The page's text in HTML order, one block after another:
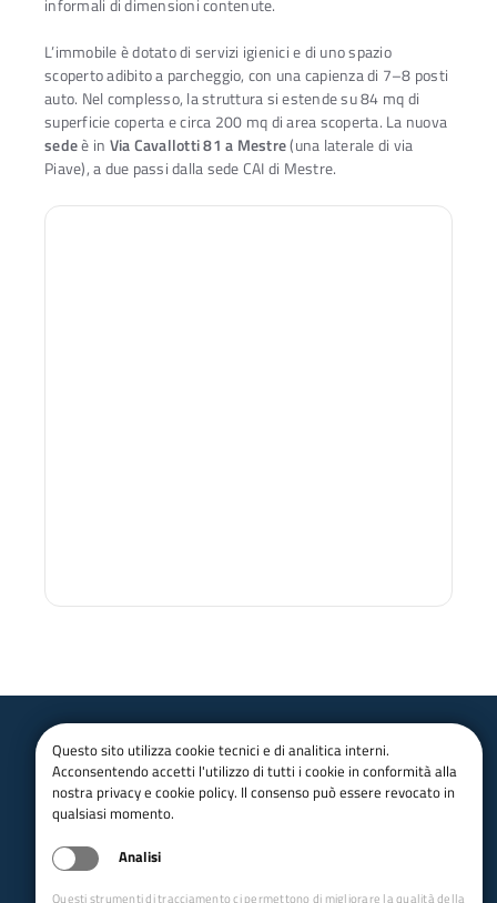
informali di dimensioni contenute.
L’immobile è dotato di servizi igienici e di uno spazio
scoperto adibito a parcheggio, con una capienza di 7–8 posti
auto. Nel complesso, la struttura si estende su 84 mq di
superficie coperta e circa 200 mq di area scoperta. La nuova
sedeè in Via Cavallotti 81 a Mestre(una laterale di via
Piave), a due passi dalla sede CAI di Mestre.
Club Alpino Italiano
Veneto
email:segreteria@caiveneto.it
Tel.:+39 353 426 7631
pec:gr.veneto@pec.cai.it
Sede legale: Cannaregio 252/A
Questo sito utilizza cookie tecnici e di analitica interni.
Acconsentendo accetti l'utilizzo di tutti i cookie in conformità alla
nostra privacy e cookie policy. Il consenso può essere revocato in
qualsiasi momento.
Analisi
Questi strumenti di tracciamento ci permettono di migliorare la qualità della